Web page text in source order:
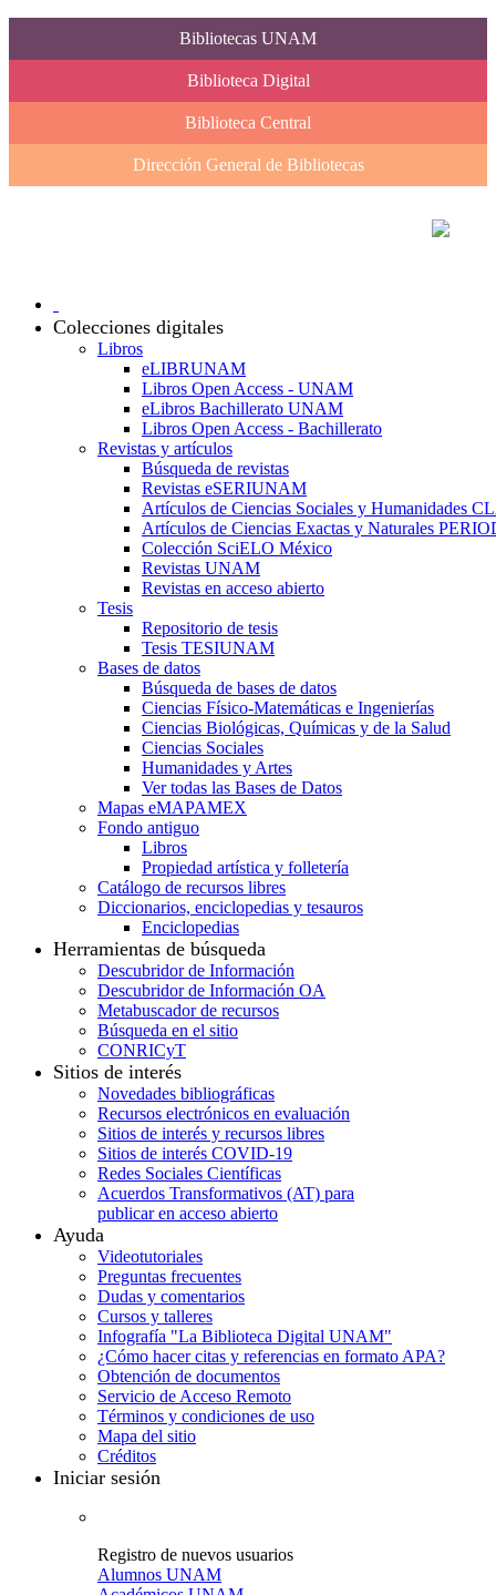
Bibliotecas UNAM
Biblioteca Digital
Biblioteca Central
Dirección General de Bibliotecas
Colecciones digitales
Libros
eLIBRUNAM
Libros Open Access - UNAM
eLibros Bachillerato UNAM
Libros Open Access - Bachillerato
Revistas y artículos
Búsqueda de revistas
Revistas eSERIUNAM
Artículos de Ciencias Sociales y Humanidades
Artículos de Ciencias Exactas y Naturales
Colección SciELO México
Revistas UNAM
Revistas en acceso abierto
Tesis
Repositorio de tesis
Tesis TESIUNAM
Bases de datos
Búsqueda de bases de datos
Ciencias Físico-Matemáticas e Ingenierías
Ciencias Biológicas, Químicas y de la Salud
Ciencias Sociales
Humanidades y Artes
Ver todas las Bases de Datos
Mapas eMAPAMEX
Fondo antiguo
Libros
Propiedad artística y folletería
Catálogo de recursos libres
Diccionarios, enciclopedias y tesauros
Enciclopedias
Herramientas de búsqueda
Descubridor de Información
Descubridor de Información OA
Metabuscador de recursos
Búsqueda en el sitio
CONRICyT
Sitios de interés
Novedades bibliográficas
Recursos electrónicos en evaluación
Sitios de interés y recursos libres
Sitios de interés COVID-19
Redes Sociales Científicas
Acuerdos Transformativos (AT) para
publicar en acceso abierto
Ayuda
Videotutoriales
Preguntas frecuentes
Dudas y comentarios
Cursos y talleres
Infografía "La Biblioteca Digital UNAM"
¿Cómo hacer citas y referencias en formato APA?
Obtención de documentos
Servicio de Acceso Remoto
Términos y condiciones de uso
Mapa del sitio
Créditos
Iniciar sesión
Registro de nuevos usuarios
Alumnos UNAM